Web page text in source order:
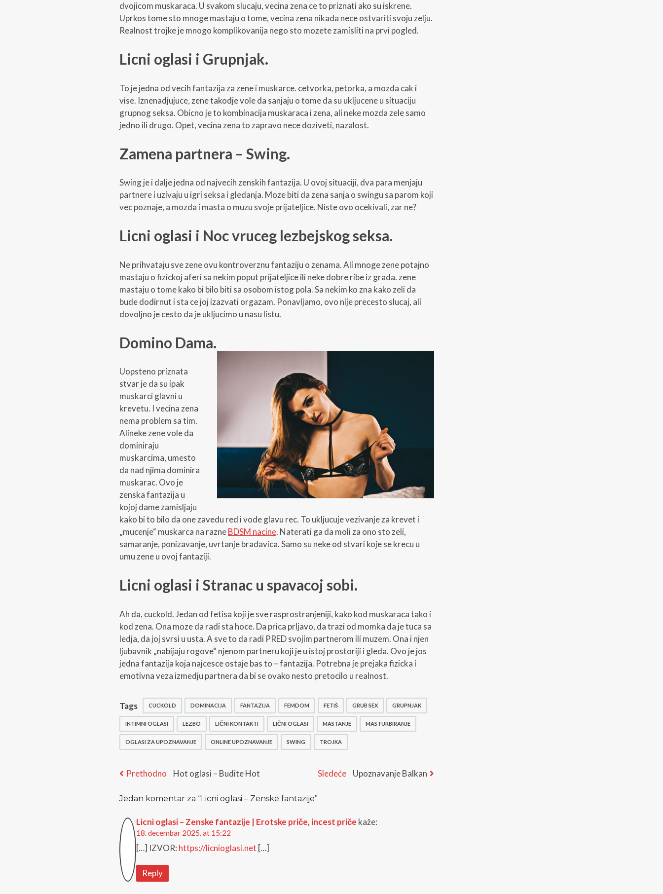
dvojicom muskaraca. U svakom slucaju, vecina zena ce to priznati ako su iskrene.
Uprkos tome sto mnoge mastaju o tome, vecina zena nikada nece ostvariti svoju zelju.
Realnost trojke je mnogo komplikovanija nego sto mozete zamisliti na prvi pogled.
Licni oglasi i Grupnjak.
To je jedna od vecih fantazija za zene i muskarce. cetvorka, petorka, a mozda cak i
vise. Iznenadjujuce, zene takodje vole da sanjaju o tome da su ukljucene u situaciju
grupnog seksa. Obicno je to kombinacija muskaraca i zena, ali neke mozda zele samo
jedno ili drugo. Opet, vecina zena to zapravo nece doziveti, nazalost.
Zamena partnera – Swing.
Swing je i dalje jedna od najvecih zenskih fantazija. U ovoj situaciji, dva para menjaju
partnere i uzivaju u igri seksa i gledanja. Moze biti da zena sanja o swingu sa parom koji
vec poznaje, a mozda i masta o muzu svoje prijateljice. Niste ovo ocekivali, zar ne?
Licni oglasi i Noc vruceg lezbejskog seksa.
Ne prihvataju sve zene ovu kontroverznu fantaziju o zenama. Ali mnoge zene potajno
mastaju o fizickoj aferi sa nekim poput prijateljice ili neke dobre ribe iz grada. zene
mastaju o tome kako bi bilo biti sa osobom istog pola. Sa nekim ko zna kako zeli da
bude dodirnut i sta ce joj izazvati orgazam. Ponavljamo, ovo nije precesto slucaj, ali
dovoljno je cesto da je ukljucimo u nasu listu.
Domino Dama.
Uopsteno priznata
stvar je da su ipak
muskarci glavni u
krevetu. I vecina zena
nema problem sa tim.
Alineke zene vole da
dominiraju
muskarcima, umesto
da nad njima dominira
muskarac. Ovo je
zenska fantazija u
kojoj dame zamisljaju
kako bi to bilo da one zavedu red i vode glavu rec. To ukljucuje vezivanje za krevet i
„mucenje“ muskarca na razneBDSM nacine. Naterati ga da moli za ono sto zeli,
samaranje, ponizavanje, uvrtanje bradavica. Samo su neke od stvari koje se krecu u
umu zene u ovoj fantaziji.
Licni oglasi i Stranac u spavacoj sobi.
Ah da, cuckold. Jedan od fetisa koji je sve rasprostranjeniji, kako kod muskaraca tako i
kod zena. Ona moze da radi sta hoce. Da prica prljavo, da trazi od momka da je tuca sa
ledja, da joj svrsi u usta. A sve to da radi PRED svojim partnerom ili muzem. Ona i njen
ljubavnik „nabijaju rogove“ njenom partneru koji je u istoj prostoriji i gleda. Ovo je jos
jedna fantazija koja najcesce ostaje bas to – fantazija. Potrebna je prejaka fizicka i
emotivna veza izmedju partnera da bi se ovako nesto pretocilo u realnost.
Tags CUCKOLD DOMINACIJA FANTAZIJA FEMDOM FETIŠ GRUB SEX GRUPNJAK
INTIMNI OGLASI LEZBO LIČNI KONTAKTI LIČNI OGLASI MASTANJE MASTURBIRANJE
OGLASI ZA UPOZNAVANJE ONLINE UPOZNAVANJE SWING TROJKA
Kretanje
članka
Prethodno
Previous
Hot oglasi – Budite Hot Sledeće
Next
Upoznavanje Balkan
Jedan komentar za “Licni oglasi – Zenske fantazije”
Licni oglasi – Zenske fantazije | Erotske priče, incest priče kaže:
18. decembar 2025. at 15:22
[…] IZVOR: https://licnioglasi.net […]
Reply